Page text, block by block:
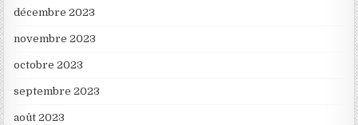
décembre 2023
novembre 2023
octobre 2023
septembre 2023
août 2023